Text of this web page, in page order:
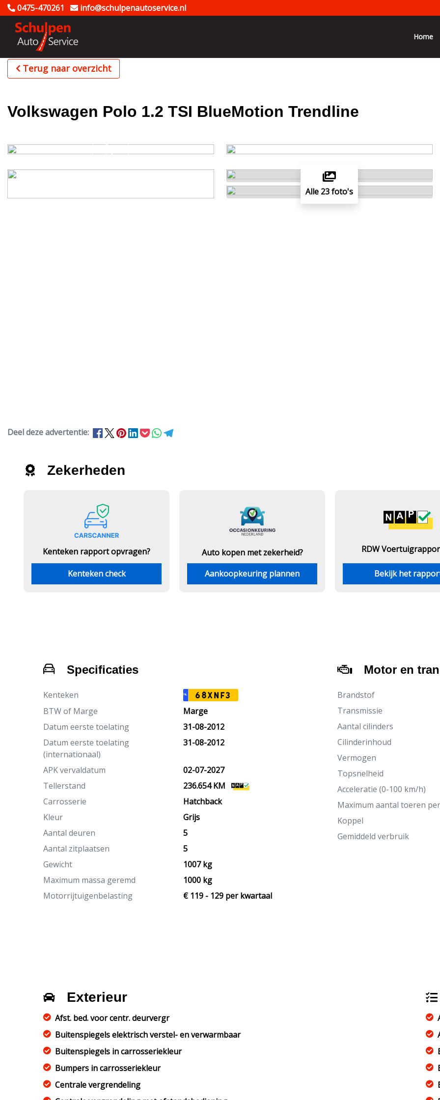
0475-470261 info@schulpenautoservice.nl
Home
Terug naar overzicht
Volkswagen Polo 1.2 TSI BlueMotion Trendline
Alle 23 foto's
Deel deze advertentie:
Zekerheden
Kenteken rapport opvragen?
Kenteken check
Auto kopen met zekerheid?
Aankoopkeuring plannen
RDW
Bekijk het
Specificaties
Kenteken NL 68XNF3
BTW of Marge
Marge
Datum eerste toelating
31-08-2012
Datum eerste toelating
(internationaal)
31-08-2012
APK vervaldatum
02-07-2027
Tellerstand
236.654 KM
Carrosserie
Hatchback
Kleur
Grijs
Aantal deuren
5
Aantal zitplaatsen
5
Gewicht
1007 kg
Maximum massa geremd
1000 kg
Motorrijtuigenbelasting
€ 119 - 129 per kwartaal
Motor en
Brandstof
Transmissie
Aantal cilinders
Cilinderinhoud
Vermogen
Topsnelheid
Acceleratie (0-100 km/h)
Maximum aantal toeren
Koppel
Gemiddeld verbruik
Exterieur
Afst. bed. voor centr. deurvergr
Buitenspiegels elektrisch verstel- en verwarmbaar
Buitenspiegels in carrosseriekleur
Bumpers in carrosseriekleur
Centrale vergrendeling